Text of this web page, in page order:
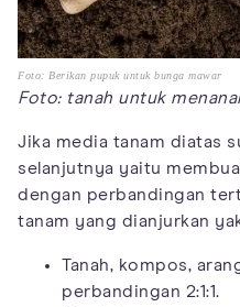
Foto: Berikan pupuk untuk bunga mawar
Foto: tanah untuk
Jika media tanam diatas
selanjutnya yaitu
dengan perbandingan
tanam yang dianjurkan
Tanah, kompos,
perbandingan 2:1:1.